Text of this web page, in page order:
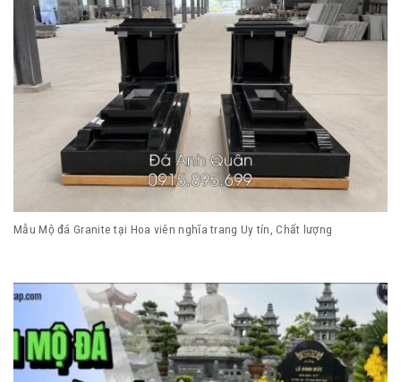
Mẫu Mộ đá Granite tại Hoa viên nghĩa trang Uy tín, Chất lượng